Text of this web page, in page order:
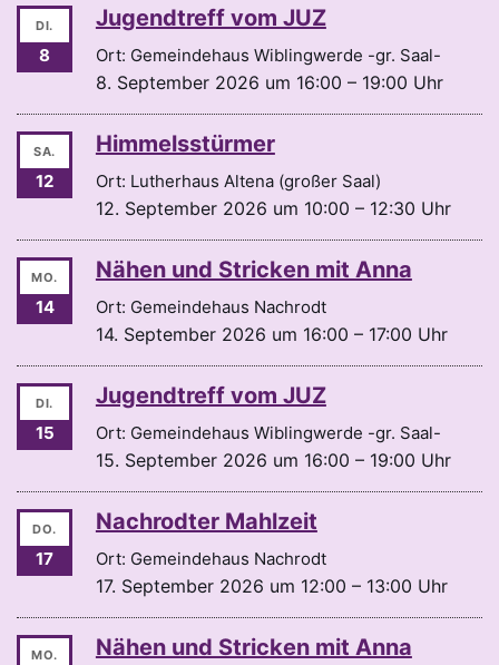
DI.
8
Jugendtreff vom JUZ
Ort: Gemeindehaus Wiblingwerde -gr. Saal-
8. September 2026 um 16:00 – 19:00 Uhr
SA.
12
Himmelsstürmer
Ort: Lutherhaus Altena (großer Saal)
12. September 2026 um 10:00 – 12:30 Uhr
MO.
14
Nähen und Stricken mit Anna
Ort: Gemeindehaus Nachrodt
14. September 2026 um 16:00 – 17:00 Uhr
DI.
15
Jugendtreff vom JUZ
Ort: Gemeindehaus Wiblingwerde -gr. Saal-
15. September 2026 um 16:00 – 19:00 Uhr
DO.
17
Nachrodter Mahlzeit
Ort: Gemeindehaus Nachrodt
17. September 2026 um 12:00 – 13:00 Uhr
MO. Nähen und Stricken mit Anna